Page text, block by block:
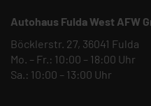
Autohaus Fulda West AFW
Böcklerstr. 27, 36041 Fulda
Mo. – Fr.: 10:00 – 18:00 Uhr
Sa.: 10:00 – 13:00 Uhr